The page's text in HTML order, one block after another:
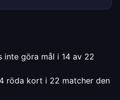
inte göra mål i 14 av 22
röda kort i 22 matcher den